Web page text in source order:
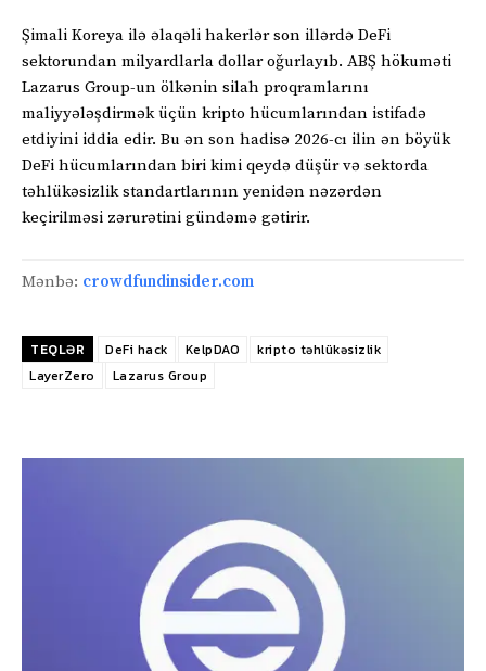
Şimali Koreya ilə əlaqəli hakerlər son illərdə DeFi
sektorundan milyardlarla dollar oğurlayıb. ABŞ hökuməti
Lazarus Group-un ölkənin silah proqramlarını
maliyyələşdirmək üçün kripto hücumlarından istifadə
etdiyini iddia edir. Bu ən son hadisə 2026-cı ilin ən böyük
DeFi hücumlarından biri kimi qeydə düşür və sektorda
təhlükəsizlik standartlarının yenidən nəzərdən
keçirilməsi zərurətini gündəmə gətirir.
Mənbə: crowdfundinsider.com
TEQLƏR DeFi hack KelpDAO
kripto təhlükəsizlik
LayerZero
Lazarus Group